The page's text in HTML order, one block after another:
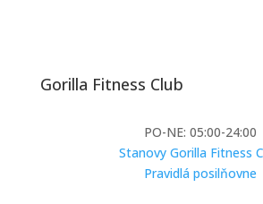
Gorilla Fitness Club
PO-NE: 05:00-24:00
Stanovy Gorilla Fitness
Pravidlá posilňovne